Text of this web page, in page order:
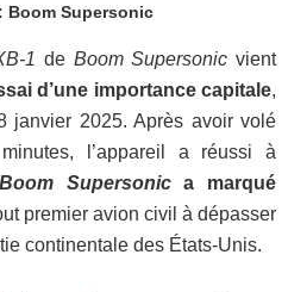
Boom Supersonic
1 de Boom Supersonic vient
d’une importance capitale,
janvier 2025. Après avoir volé
l’appareil a réussi à
Boom Supersonica marqué
premier avion civil à dépasser
continentale des États-Unis.